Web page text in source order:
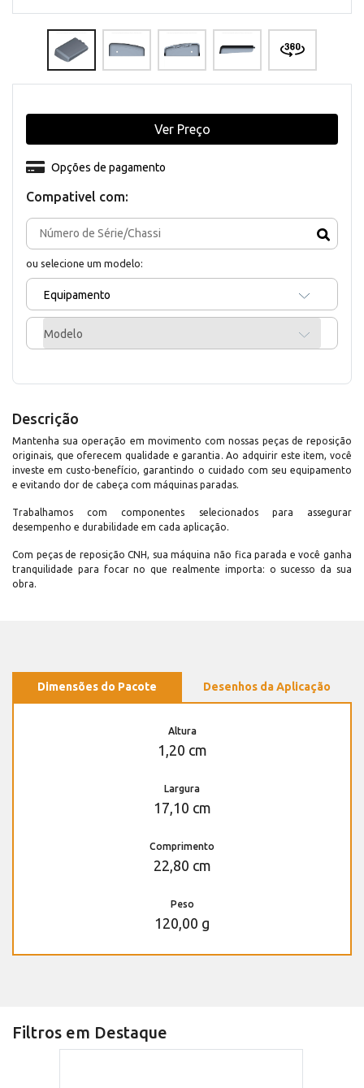
Compativel com:
ou selecione um modelo:
Equipamento
Modelo
Opções de pagamento
Ver Preço
Descrição
Mantenha sua operação em movimento com nossas peças de reposição
originais, que oferecem qualidade e garantia. Ao adquirir este item, você
investe em custo-benefício, garantindo o cuidado com seu equipamento
e evitando dor de cabeça com máquinas paradas.
Trabalhamos com componentes selecionados para assegurar
desempenho e durabilidade em cada aplicação.
Com peças de reposição CNH, sua máquina não fica parada e você ganha
tranquilidade para focar no que realmente importa: o sucesso da sua
obra.
Dimensões do Pacote Desenhos da Aplicação
Altura
1,20 cm
Largura
17,10 cm
Comprimento
22,80 cm
Peso
120,00 g
Filtros em Destaque